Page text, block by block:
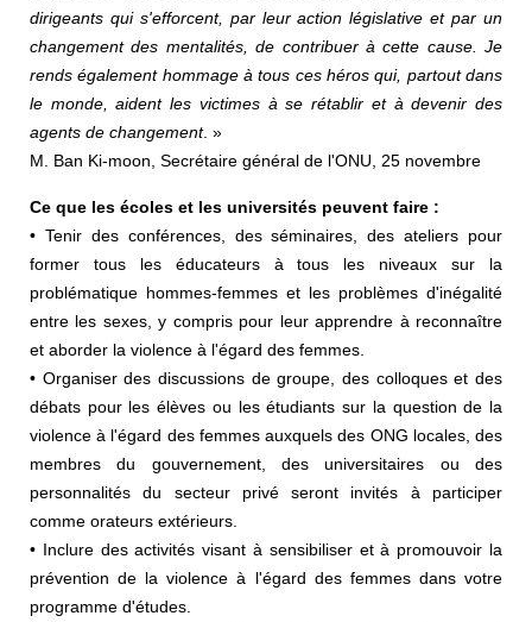
dirigeants qui s'efforcent, par leur action législative et par un
changement des mentalités, de contribuer à cette cause. Je
rends également hommage à tous ces héros qui, partout dans
le monde, aident les victimes à se rétablir et à devenir des
agents de changement. »
M. Ban Ki-moon, Secrétaire général de l'ONU, 25 novembre
Ce que les écoles et les universités peuvent faire :
• Tenir des conférences, des séminaires, des ateliers pour
former tous les éducateurs à tous les niveaux sur la
problématique hommes-femmes et les problèmes d'inégalité
entre les sexes, y compris pour leur apprendre à reconnaître
et aborder la violence à l'égard des femmes.
• Organiser des discussions de groupe, des colloques et des
débats pour les élèves ou les étudiants sur la question de la
violence à l'égard des femmes auxquels des ONG locales, des
membres du gouvernement, des universitaires ou des
personnalités du secteur privé seront invités à participer
comme orateurs extérieurs.
• Inclure des activités visant à sensibiliser et à promouvoir la
prévention de la violence à l'égard des femmes dans votre
programme d'études.